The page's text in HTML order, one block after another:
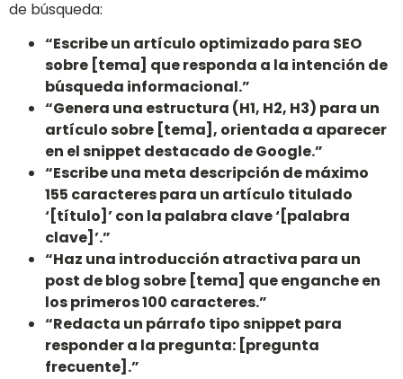
de búsqueda:
“Escribe un artículo optimizado para SEO
sobre [tema] que responda a la intención de
búsqueda informacional.”
“Genera una estructura (H1, H2, H3) para un
artículo sobre [tema], orientada a aparecer
en el snippet destacado de Google.”
“Escribe una meta descripción de máximo
155 caracteres para un artículo titulado
‘[título]’ con la palabra clave ‘[palabra
clave]’.”
“Haz una introducción atractiva para un
post de blog sobre [tema] que enganche en
los primeros 100 caracteres.”
“Redacta un párrafo tipo snippet para
responder a la pregunta: [pregunta
frecuente].”